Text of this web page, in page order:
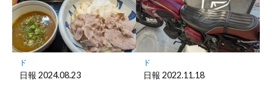
ド
日報 2024.08.23
ド
日報 2022.11.18